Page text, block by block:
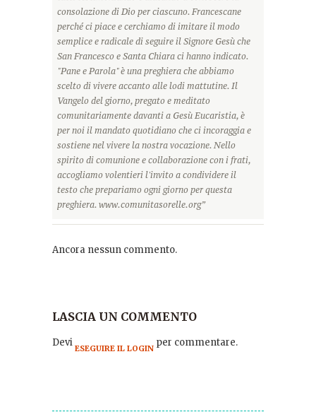
consolazione di Dio per ciascuno. Francescane
perché ci piace e cerchiamo di imitare il modo
semplice e radicale di seguire il Signore Gesù che
San Francesco e Santa Chiara ci hanno indicato.
"Pane e Parola" è una preghiera che abbiamo
scelto di vivere accanto alle lodi mattutine. Il
Vangelo del giorno, pregato e meditato
comunitariamente davanti a Gesù Eucaristia, è
per noi il mandato quotidiano che ci incoraggia e
sostiene nel vivere la nostra vocazione. Nello
spirito di comunione e collaborazione con i frati,
accogliamo volentieri l'invito a condividere il
testo che prepariamo ogni giorno per questa
preghiera. www.comunitasorelle.org”
Ancora nessun commento.
LASCIA UN COMMENTO
Devi ESEGUIRE IL LOGIN per commentare.